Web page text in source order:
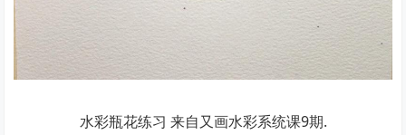
水彩瓶花练习 来自又画水彩系统课9期.